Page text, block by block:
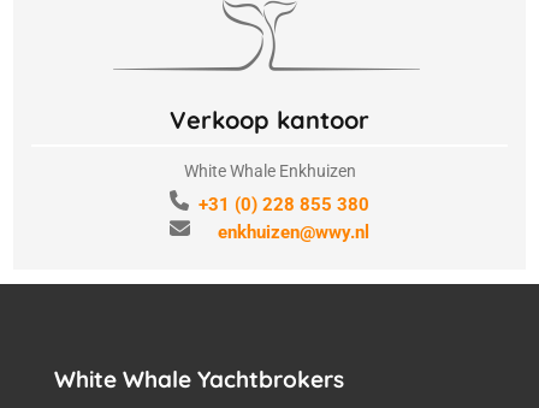
Verkoop kantoor
White Whale Enkhuizen
+31 (0) 228 855 380
enkhuizen@wwy.nl
White Whale Yachtbrokers